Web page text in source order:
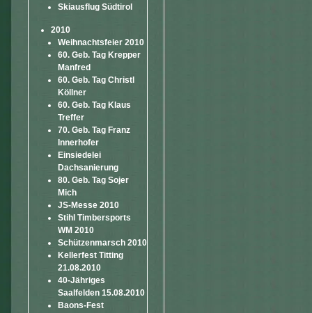
Skiausflug Südtirol
2010
Weihnachtsfeier 2010
60. Geb. Tag Krepper
Manfred
60. Geb. Tag Christl
Köllner
60. Geb. Tag Klaus
Treffer
70. Geb. Tag Franz
Innerhofer
Einsiedelei
Dachsanierung
80. Geb. Tag Sojer
Mich
JS-Messe 2010
Stihl Timbersports
WM 2010
Schützenmarsch 2010
Kellerfest Titting
21.08.2010
40-Jähriges
Saalfelden 15.08.2010
Baons-Fest